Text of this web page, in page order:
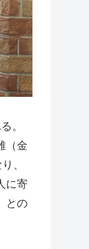
。
（金
、
に寄
との